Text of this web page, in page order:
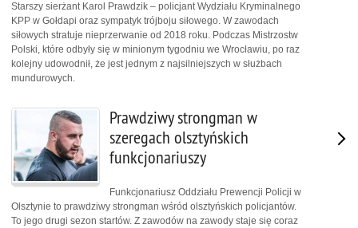
Starszy sierżant Karol Prawdzik – policjant Wydziału Kryminalnego
KPP w Gołdapi oraz sympatyk trójboju siłowego. W zawodach
siłowych stratuje nieprzerwanie od 2018 roku. Podczas Mistrzostw
Polski, które odbyły się w minionym tygodniu we Wrocławiu, po raz
kolejny udowodnił, że jest jednym z najsilniejszych w służbach
mundurowych.
Prawdziwy strongman w
szeregach olsztyńskich
funkcjonariuszy
Funkcjonariusz Oddziału Prewencji Policji w
Olsztynie to prawdziwy strongman wśród olsztyńskich policjantów.
To jego drugi sezon startów. Z zawodów na zawody staje się coraz